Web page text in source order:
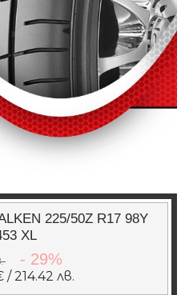
225/50Z R17 98Y
XL
- 29%
/ 214.42 лв.